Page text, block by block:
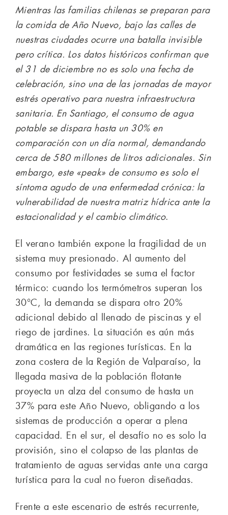
Mientras las familias chilenas se preparan para
la comida de Año Nuevo, bajo las calles de
nuestras ciudades ocurre una batalla invisible
pero crítica. Los datos históricos confirman que
el 31 de diciembre no es solo una fecha de
celebración, sino una de las jornadas de mayor
estrés operativo para nuestra infraestructura
sanitaria. En Santiago, el consumo de agua
potable se dispara hasta un 30% en
comparación con un día normal, demandando
cerca de 580 millones de litros adicionales. Sin
embargo, este «peak» de consumo es solo el
síntoma agudo de una enfermedad crónica: la
vulnerabilidad de nuestra matriz hídrica ante la
estacionalidad y el cambio climático.
El verano también expone la fragilidad de un
sistema muy presionado. Al aumento del
consumo por festividades se suma el factor
térmico: cuando los termómetros superan los
30°C, la demanda se dispara otro 20%
adicional debido al llenado de piscinas y el
riego de jardines. La situación es aún más
dramática en las regiones turísticas. En la
zona costera de la Región de Valparaíso, la
llegada masiva de la población flotante
proyecta un alza del consumo de hasta un
37% para este Año Nuevo, obligando a los
sistemas de producción a operar a plena
capacidad. En el sur, el desafío no es solo la
provisión, sino el colapso de las plantas de
tratamiento de aguas servidas ante una carga
turística para la cual no fueron diseñadas.
Frente a este escenario de estrés recurrente,